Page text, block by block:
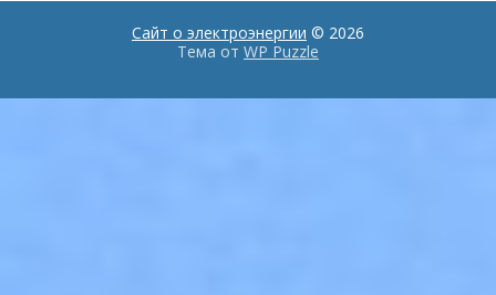
Сайт о электроэнергии © 2026
Тема от WP Puzzle